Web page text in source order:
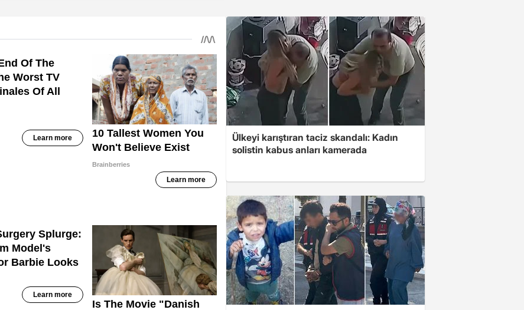
Ülkeyi karıştıran taciz skandalı: Kadın
solistin kabus anları kamerada